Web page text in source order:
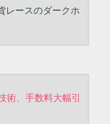
レースのダークホ
術、手数料大幅引